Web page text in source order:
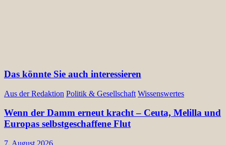
Das könnte Sie auch interessieren
Aus der Redaktion Politik & Gesellschaft Wissenswertes
Wenn der Damm erneut kracht – Ceuta, Melilla und
Europas selbstgeschaffene Flut